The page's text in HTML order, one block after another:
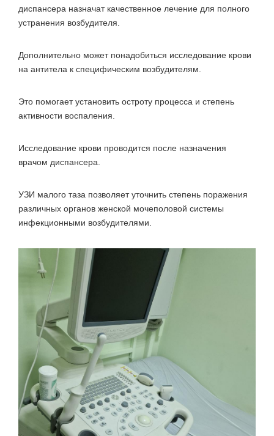
диспансера назначат качественное лечение для полного
устранения возбудителя.
Дополнительно может понадобиться исследование крови
на антитела к специфическим возбудителям.
Это помогает установить остроту процесса и степень
активности воспаления.
Исследование крови проводится после назначения
врачом диспансера.
УЗИ малого таза позволяет уточнить степень поражения
различных органов женской мочеполовой системы
инфекционными возбудителями.